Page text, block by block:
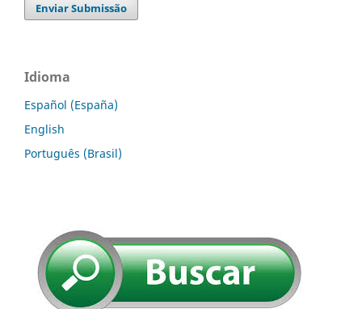
Enviar Submissão
Idioma
Español (España)
English
Português (Brasil)